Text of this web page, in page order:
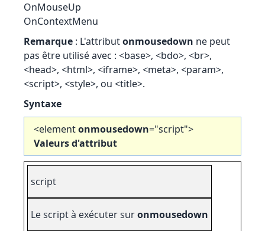
OnMouseUp
OnContextMenu
Remarque : L'attributonmousedown ne peut
pas être utilisé avec : <base>, <bdo>, <br>,
<head>, <html>, <iframe>, <meta>, <param>,
<script>, <style>, ou <title>.
Syntaxe
<elementonmousedown="script">
Valeurs d'attribut
script
Le script à exécuter suronmousedown